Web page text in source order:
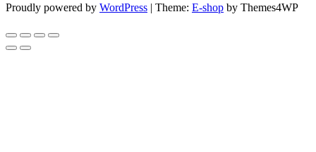
Proudly powered by WordPress | Theme: E-shop by Themes4WP